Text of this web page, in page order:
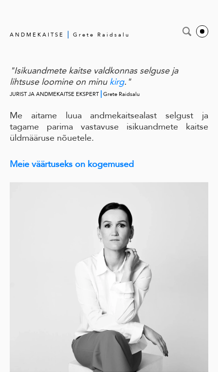
ANDMEKAITSE | Grete Raidsalu
"Isikuandmete kaitse valdkonnas selguse ja
lihtsuse loomine on minu kirg."
JURIST JA ANDMEKAITSE EKSPERT | Grete Raidsalu
Me aitame luua andmekaitsealast selgust ja
tagame parima vastavuse isikuandmete kaitse
üldmääruse nõuetele.
Meie väärtuseks on kogemused